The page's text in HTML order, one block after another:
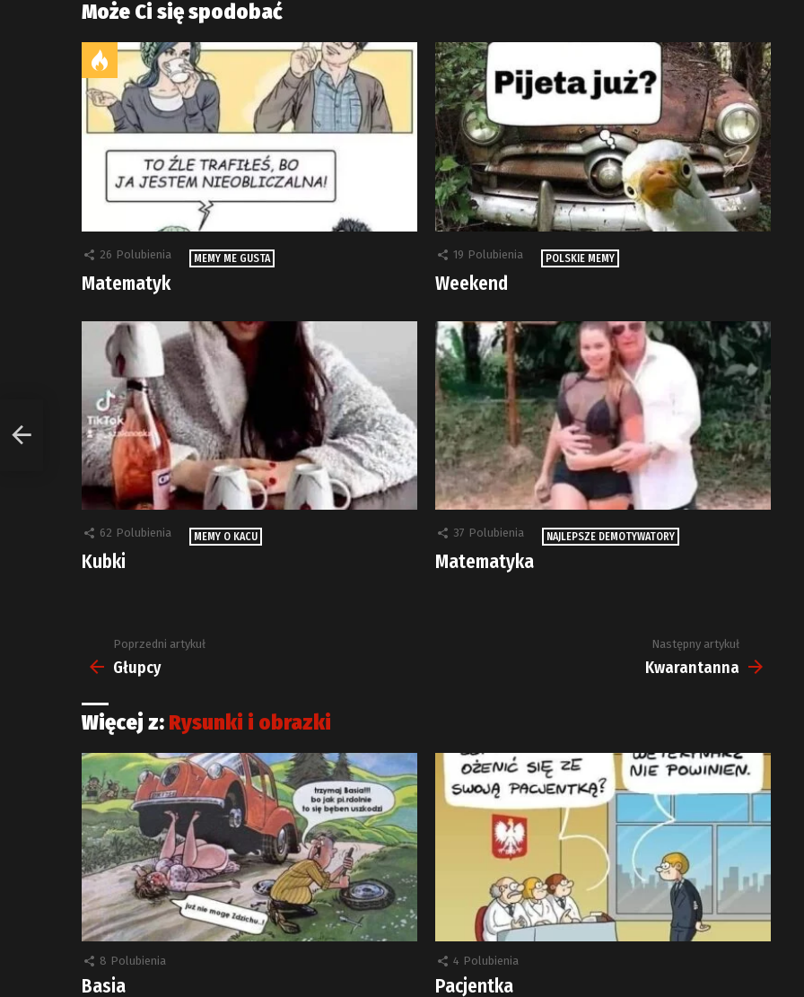
Może Ci się spodobać
26 Polubienia MEMY ME GUSTA
Matematyk
19 Polubienia POLSKIE MEMY
Weekend
62 Polubienia MEMY O KACU
Kubki
37 Polubienia NAJLEPSZE DEMOTYWATORY
Matematyka
Zobacz
więcej
Poprzedni artykuł
Głupcy
Następny artykuł
Kwarantanna
Więcej z: Rysunki i obrazki
8 Polubienia
Basia
4 Polubienia
Pacjentka